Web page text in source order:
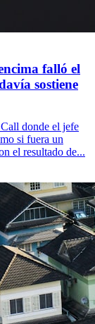
falló el
sostiene
donde el jefe
si fuera un
el resultado de...